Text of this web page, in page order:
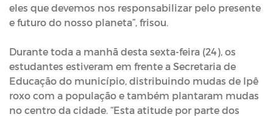
eles que devemos nos responsabilizar pelo presente
e futuro do nosso planeta”, frisou.
Durante toda a manhã desta sexta-feira (24), os
estudantes estiveram em frente a Secretaria de
Educação do município, distribuindo mudas de Ipê
roxo com a população e também plantaram mudas
no centro da cidade. “Esta atitude por parte dos